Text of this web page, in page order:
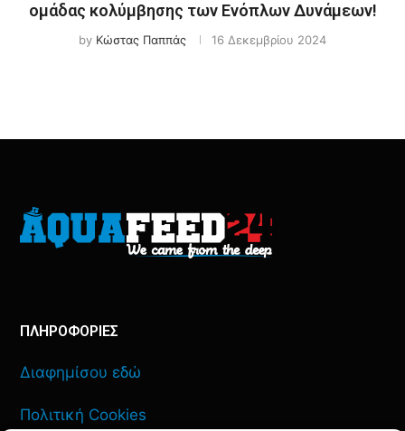
ομάδας κολύμβησης των Ενόπλων Δυνάμεων!
by Κώστας Παππάς 16 Δεκεμβρίου 2024
ΠΛΗΡΟΦΟΡΙΕΣ
Διαφημίσου εδώ
Πολιτική Cookies